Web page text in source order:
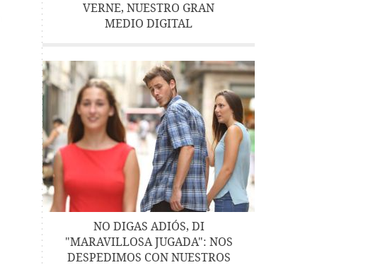
VERNE, NUESTRO GRAN
MEDIO DIGITAL
NO DIGAS ADIÓS, DI
"MARAVILLOSA JUGADA": NOS
DESPEDIMOS CON NUESTROS